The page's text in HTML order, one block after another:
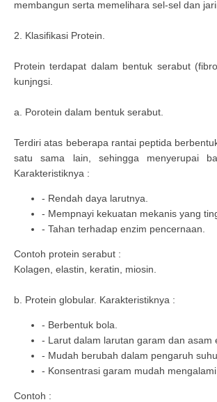
membangun serta memelihara sel-sel dan
2. Klasifikasi Protein.
Protein terdapat dalam bentuk serabut
kunjngsi.
a. Porotein dalam bentuk serabut.
Terdiri atas beberapa rantai peptida
satu sama lain, sehingga menyerupai
Karakteristiknya :
- Rendah daya larutnya.
- Mempnayi kekuatan mekanis yang
- Tahan terhadap enzim pencernaan.
Contoh protein serabut :
Kolagen, elastin, keratin, miosin.
b. Protein globular. Karakteristiknya :
- Berbentuk bola.
- Larut dalam larutan garam dan asam
- Mudah berubah dalam pengaruh suhu.
- Konsentrasi garam mudah
Contoh :